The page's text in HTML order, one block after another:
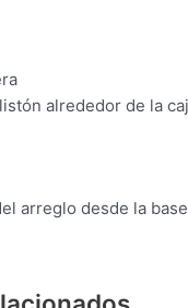
alrededor de la
arreglo desde la